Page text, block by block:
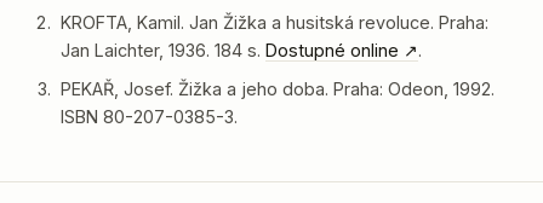
KROFTA, Kamil. Jan Žižka a husitská revoluce. Praha:
Jan Laichter, 1936. 184 s. Dostupné online
.
PEKAŘ, Josef. Žižka a jeho doba. Praha: Odeon, 1992.
ISBN 80-207-0385-3.